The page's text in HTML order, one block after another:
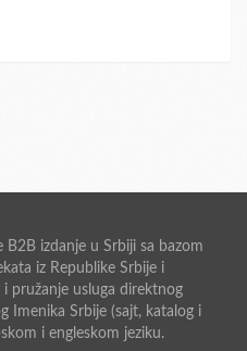
B2B izdanje u Srbiji sa bazom
iz Republike Srbije i
pružanje usluga direktnog
Imenika Srbije (sajt, katalog i
i engleskom jeziku.